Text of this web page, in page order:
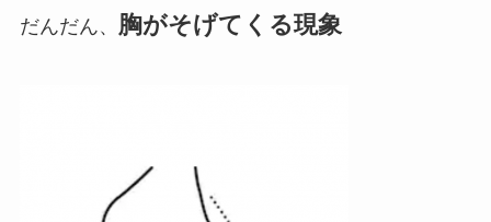
だんだん、 胸がそげてくる現象